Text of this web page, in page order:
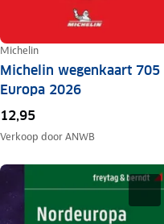
Michelin
Michelin wegenkaart 705
Europa 2026
12,95
Verkoop doorANWB